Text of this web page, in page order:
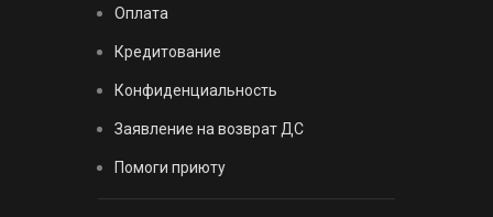
Оплата
Кредитование
Конфиденциальность
Заявление на возврат ДС
Помоги приюту